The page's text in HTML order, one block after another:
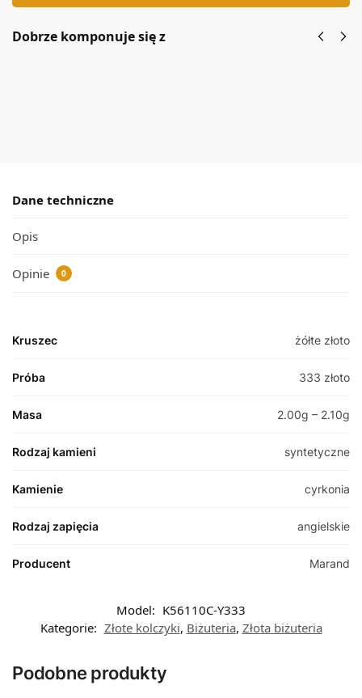
Dobrze komponuje się z
Dane techniczne
Opis
Opinie 0
Kruszec żółte złoto
Próba 333 złoto
Masa 2.00g – 2.10g
Rodzaj kamieni syntetyczne
Kamienie cyrkonia
Rodzaj zapięcia angielskie
Producent Marand
Model: K56110C-Y333
Kategorie: Złote kolczyki, Biżuteria, Złota biżuteria
Podobne produkty